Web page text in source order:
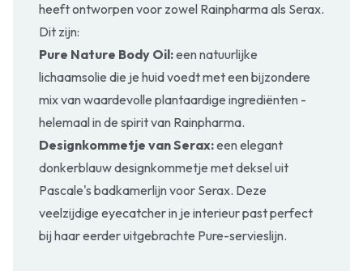
heeft ontworpen voor zowel Rainpharma als Serax.
Dit zijn:
Pure Nature Body Oil:een natuurlijke
lichaamsolie die je huid voedt met een bijzondere
mix van waardevolle plantaardige ingrediënten -
helemaal in de spirit van Rainpharma.
Designkommetje van Serax:een elegant
donkerblauw designkommetje met deksel uit
Pascale's badkamerlijn voor Serax. Deze
veelzijdige eyecatcher in je interieur past perfect
bij haar eerder uitgebrachte Pure-servieslijn.